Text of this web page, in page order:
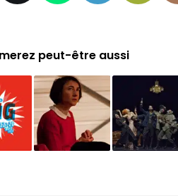
peut-être aussi